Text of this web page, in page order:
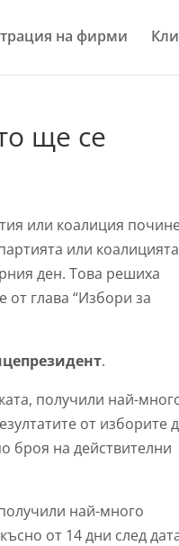
на фирми
ще се
или коалиция
или коалицията
ден. Това решиха
от глава “Избори за
.
получили най-
от изборите
броя на действителни
най-много
от 14 дни след